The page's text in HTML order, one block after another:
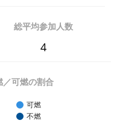
総平均参加人数
4
／可燃の割合
可燃
不燃